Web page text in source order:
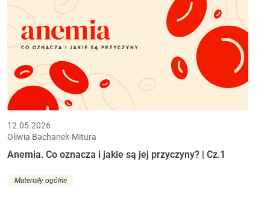
12.05.2026
Oliwia Bachanek-Mitura
Anemia. Co oznacza i jakie są jej przyczyny? | Cz.1
Materiały ogólne